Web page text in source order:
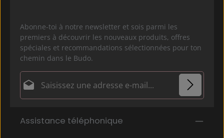
Abonne-toi à notre newsletter et sois parmi les
premiers à découvrir les nouveaux produits, offres
spéciales et recommandations sélectionnées pour ton
chemin dans le Budo.
Adresse e-mail*
En sélectionnant Continuer, vous confirmez que
Les champs marqués d'un astérisque (*) sont
obligatoires.
Assistance téléphonique